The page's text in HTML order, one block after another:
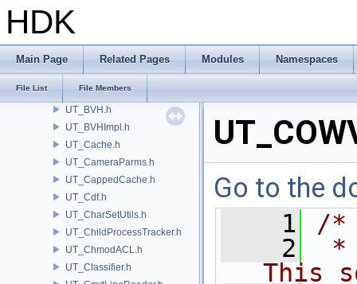
HDK
Main Page Related Pages Modules Namespaces
File List File Members
UT_BoundingRect.h
UT_BoundingRectImpl.h
UT_BoundingSphere.h
UT_BRJ.h
UT_BVH.h
UT_BVHImpl.h
UT_Cache.h
UT_CameraParms.h
UT_CappedCache.h
UT_Cdf.h
UT_CharSetUtils.h
UT_ChildProcessTracker.h
UT_ChmodACL.h
UT_Classifier.h
Go to the
    1
/*
    2
*
This